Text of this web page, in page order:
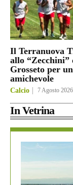
Il Terranuova
allo “Zecchini”
Grosseto per
amichevole
Calcio 7 Agosto 2026
In Vetrina